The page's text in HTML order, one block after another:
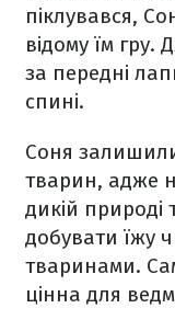
піклувався,
відому їм
за передні
спині.
Соня
тварин, адже
дикій природі
добувати їжу
тваринами.
цінна для